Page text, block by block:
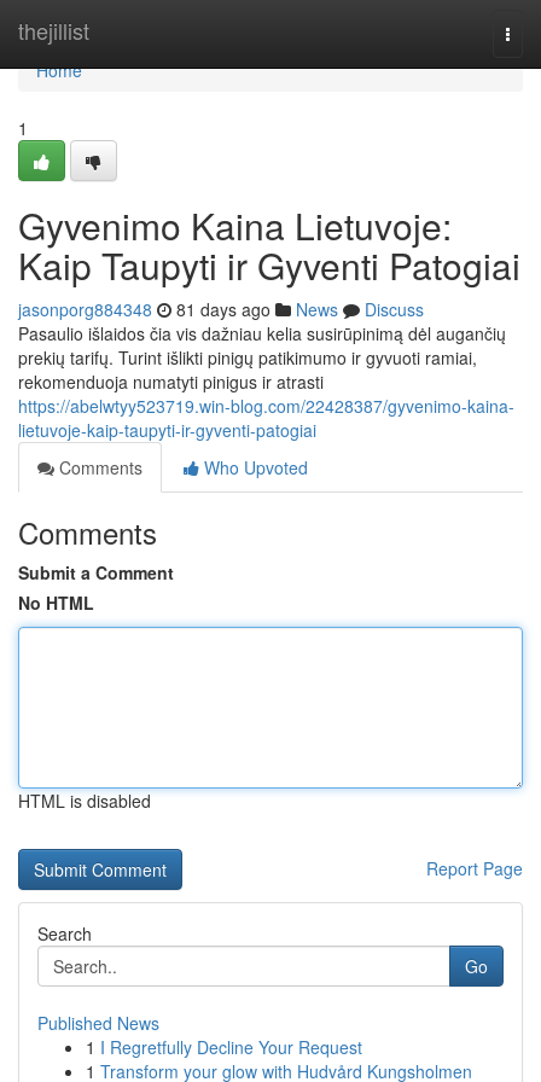
thejillist
Home
Home
1
Gyvenimo Kaina Lietuvoje:
Kaip Taupyti ir Gyventi Patogiai
jasonporg884348 81 days ago News
Discuss
Pasaulio išlaidos čia vis dažniau kelia susirūpinimą dėl augančių
prekių tarifų. Turint išlikti pinigų patikimumo ir gyvuoti ramiai,
rekomenduoja numatyti pinigus ir atrasti
https://abelwtyy523719.win-blog.com/22428387/gyvenimo-kaina-
lietuvoje-kaip-taupyti-ir-gyventi-patogiai
Comments
Who Upvoted
Comments
Submit a Comment
No HTML
HTML is disabled
Report Page
Search
Go
Published News
1 I Regretfully Decline Your Request
1 Transform your glow with Hudvård Kungsholmen